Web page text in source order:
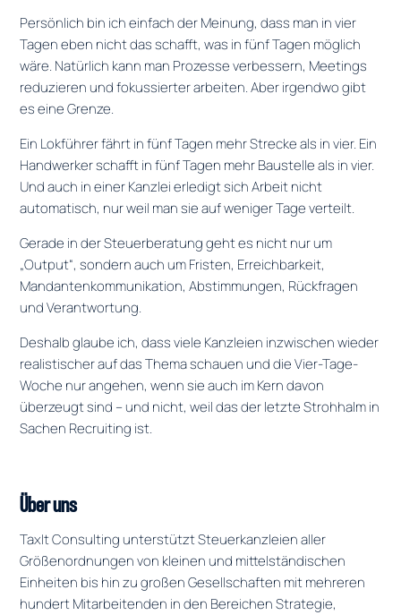
Persönlich bin ich einfach der Meinung, dass man in vier
Tagen eben nicht das schafft, was in fünf Tagen möglich
wäre. Natürlich kann man Prozesse verbessern, Meetings
reduzieren und fokussierter arbeiten. Aber irgendwo gibt
es eine Grenze.
Ein Lokführer fährt in fünf Tagen mehr Strecke als in vier. Ein
Handwerker schafft in fünf Tagen mehr Baustelle als in vier.
Und auch in einer Kanzlei erledigt sich Arbeit nicht
automatisch, nur weil man sie auf weniger Tage verteilt.
Gerade in der Steuerberatung geht es nicht nur um
„Output“, sondern auch um Fristen, Erreichbarkeit,
Mandantenkommunikation, Abstimmungen, Rückfragen
und Verantwortung.
Deshalb glaube ich, dass viele Kanzleien inzwischen wieder
realistischer auf das Thema schauen und die Vier-Tage-
Woche nur angehen, wenn sie auch im Kern davon
überzeugt sind – und nicht, weil das der letzte Strohhalm in
Sachen Recruiting ist.
Über uns
TaxIt Consulting unterstützt Steuerkanzleien aller
Größenordnungen von kleinen und mittelständischen
Einheiten bis hin zu großen Gesellschaften mit mehreren
hundert Mitarbeitenden in den Bereichen Strategie,